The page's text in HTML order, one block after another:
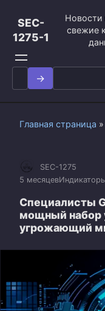
контенту
SEC-
1275-1
Новости
свежие
Search
for:
Главная страница »
SEC-1275
5 месяцев
Специалисты
мощный набор
угрожающий